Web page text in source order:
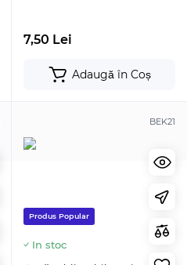
7,50 Lei
Adaugă în Coș
BEK21
Produs Popular
In stoc